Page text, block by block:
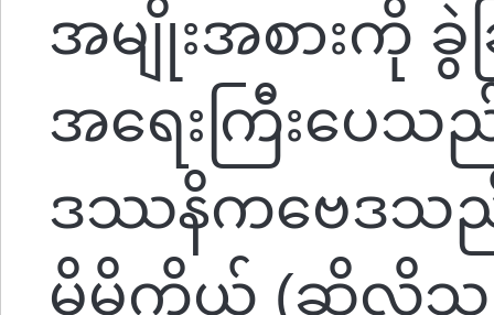
အမျိုးအစားကို ခွဲခ
အရေးကြီးပေသ
ဒဿနိကဗေဒသည်
မိမိကိုယ် (ဆိုလိုသ